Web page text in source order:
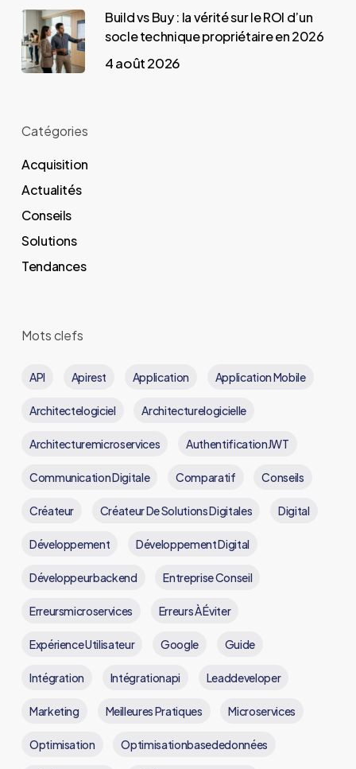
Build vs Buy : la vérité sur le ROI d’un
socle technique propriétaire en 2026
4 août 2026
Catégories
Acquisition
Actualités
Conseils
Solutions
Tendances
Mots clefs
API Apirest Application Application Mobile
Architectelogiciel Architecturelogicielle
Architecturemicroservices AuthentificationJWT
Communication Digitale Comparatif Conseils
Créateur Créateur De Solutions Digitales Digital
Développement Développement Digital
Développeurbackend Entreprise Conseil
Erreursmicroservices Erreurs À Éviter
Expérience Utilisateur Google Guide
Intégration Intégrationapi Leaddeveloper
Marketing Meilleures Pratiques Microservices
Optimisation Optimisationbasededonnées